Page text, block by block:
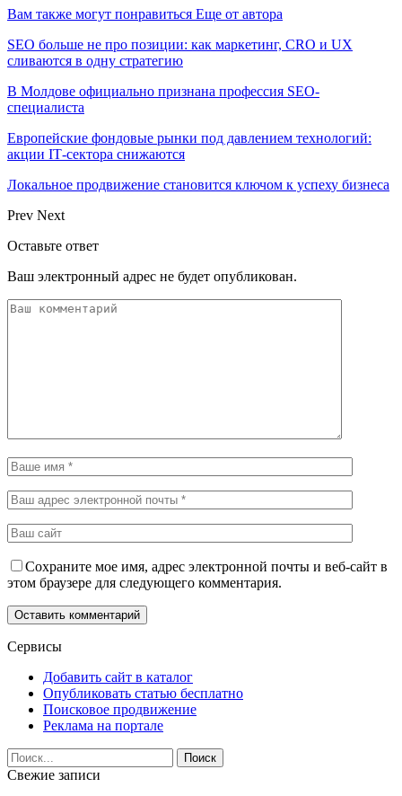
Вам также могут понравиться Еще от автора
SEO больше не про позиции: как маркетинг, CRO и UX
сливаются в одну стратегию
В Молдове официально признана профессия SEO-
специалиста
Европейские фондовые рынки под давлением технологий:
акции IT‑сектора снижаются
Локальное продвижение становится ключом к успеху бизнеса
Prev Next
Оставьте ответ
Ваш электронный адрес не будет опубликован.
Сохраните мое имя, адрес электронной почты и веб-сайт в
этом браузере для следующего комментария.
Сервисы
Добавить сайт в каталог
Опубликовать статью бесплатно
Поисковое продвижение
Реклама на портале
Свежие записи